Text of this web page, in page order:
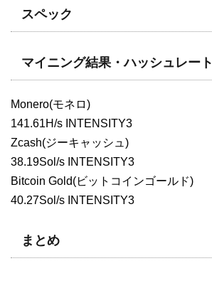
スペック
マイニング結果・ハッシュレート
Monero(モネロ)
141.61H/s INTENSITY3
Zcash(ジーキャッシュ)
38.19Sol/s INTENSITY3
Bitcoin Gold(ビットコインゴールド)
40.27Sol/s INTENSITY3
まとめ